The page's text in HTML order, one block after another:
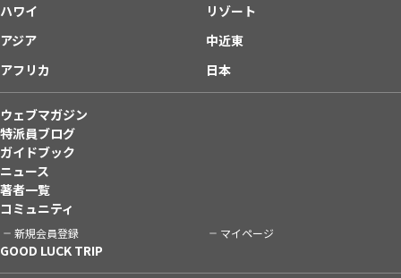
ハワイ
リゾート
アジア
中近東
アフリカ
日本
ウェブマガジン
特派員ブログ
ガイドブック
ニュース
著者一覧
コミュニティ
新規会員登録 マイページ
GOOD LUCK TRIP